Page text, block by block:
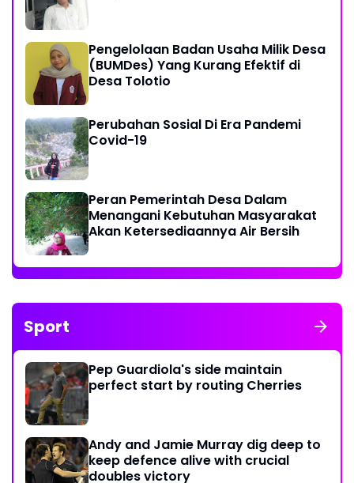
Pengelolaan Badan Usaha Milik Desa
(BUMDes) Yang Kurang Efektif di
Desa Tolotio
Perubahan Sosial Di Era Pandemi
Covid-19
Peran Pemerintah Desa Dalam
Menangani Kebutuhan Masyarakat
Akan Ketersediaannya Air Bersih
Sport
Pep Guardiola's side maintain
perfect start by routing Cherries
Andy and Jamie Murray dig deep to
keep defence alive with crucial
doubles victory